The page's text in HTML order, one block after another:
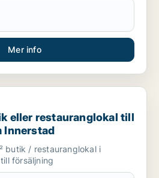
Mer info
restauranglokal till salu i Stockholm
eller restauranglokal till
Innerstad
butik / restauranglokal i
försäljning